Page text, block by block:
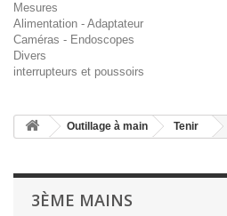
Mesures
Alimentation - Adaptateur
Caméras - Endoscopes
Divers
interrupteurs et poussoirs
Outillage à main Tenir
3ÈME MAINS